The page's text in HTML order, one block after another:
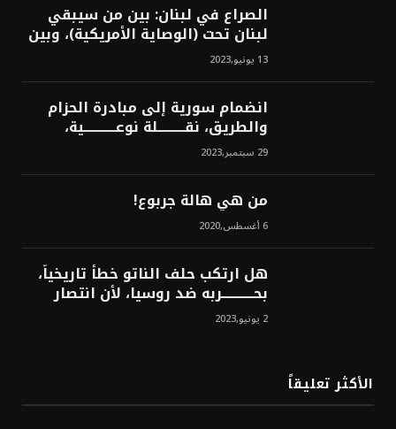
الصراع في لبنان: بين من سيبقي
لبنان تحت (الوصاية الأمريكية)، وبين
من سيخرج لبنان من النفق الغربي!
محمد محسن13 يونيو,2023
انضمام سورية إلى مبادرة الحزام
والطريق، نقــــــــــلة نوعــــــــــــية،
استراتيجية، تاريخية، نهائية، نحو
الشرق!محمد محسن29 سبتمبر,2023
من هي هالة جربوع!
6 أغسطس,2020
هل ارتكب حلف الناتو خطأً تاريخياً،
بحــــــــــــربه ضد روسيا، لأن انتصار
روسيا الحتمي، سيفتت الناتو!محمد
محسن 2 يونيو,2023
الأكثر تعليقاً